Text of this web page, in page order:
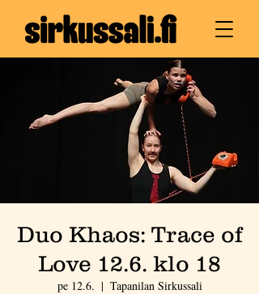
Duo Khaos: Trace of
Love 12.6. klo 18
pe 12.6.
  |
Tapanilan Sirkussali